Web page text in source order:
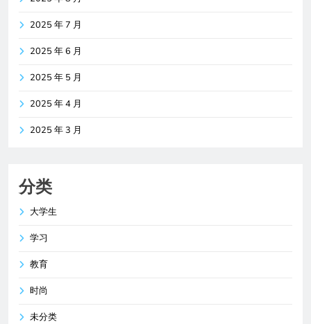
2025 年 7 月
2025 年 6 月
2025 年 5 月
2025 年 4 月
2025 年 3 月
分类
大学生
学习
教育
时尚
未分类